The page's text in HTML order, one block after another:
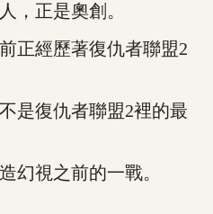
正是奧創。
經歷著復仇者聯盟2
復仇者聯盟2裡的最
視之前的一戰。